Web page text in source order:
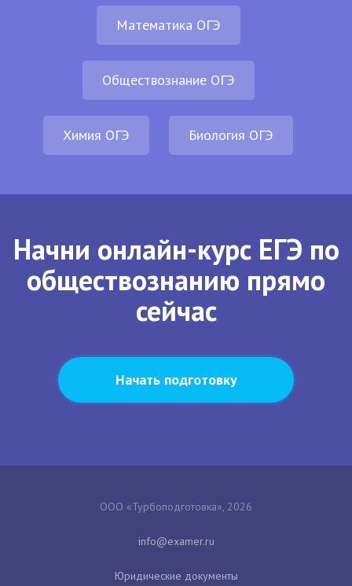
Математика ОГЭ
Обществознание ОГЭ
Химия ОГЭ Биология ОГЭ
Начни онлайн-курс ЕГЭ по
обществознанию прямо
сейчас
Начать подготовку
ООО «Турбоподготовка», 2026
Юридические документы